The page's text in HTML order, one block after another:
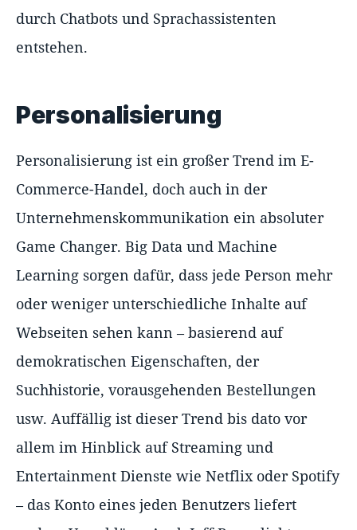
durch Chatbots und Sprachassistenten
entstehen.
Personalisierung
Personalisierung ist ein großer Trend im E-
Commerce-Handel, doch auch in der
Unternehmenskommunikation ein absoluter
Game Changer. Big Data und Machine
Learning sorgen dafür, dass jede Person mehr
oder weniger unterschiedliche Inhalte auf
Webseiten sehen kann – basierend auf
demokratischen Eigenschaften, der
Suchhistorie, vorausgehenden Bestellungen
usw. Auffällig ist dieser Trend bis dato vor
allem im Hinblick auf Streaming und
Entertainment Dienste wie Netflix oder Spotify
– das Konto eines jeden Benutzers liefert